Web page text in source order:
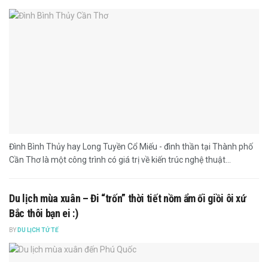
Đình Bình Thủy hay Long Tuyền Cổ Miếu - đình thần tại Thành phố
Cần Thơ là một công trình có giá trị về kiến trúc nghệ thuật...
Du lịch mùa xuân – Đi “trốn” thời tiết nồm ẩm ối giồi ôi xứ
Bắc thôi bạn ei :)
BY DU LỊCH TỬ TẾ